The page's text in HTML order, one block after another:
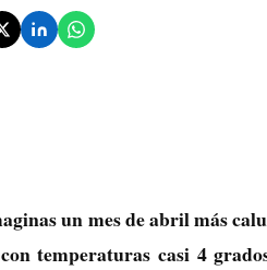
un mes de abril más
temperaturas casi 4